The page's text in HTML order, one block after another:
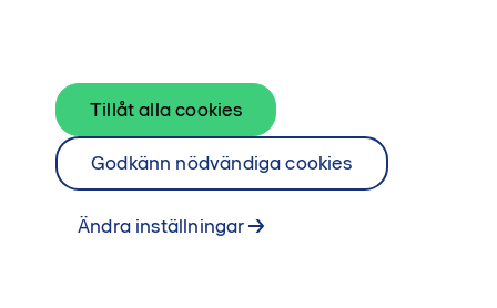
Den här rymliga och sociala genomgångstrean
är som gjord för härliga stunder med familj och
vänner. Här njuter du av en generös balkong
med kvällssol och utsikt mot den gröna gården.
Dessutom har du tillgång till gäst-wc och bra
Ändra inställningar
Godkänn nödvändiga cookies
Tillåt alla cookies